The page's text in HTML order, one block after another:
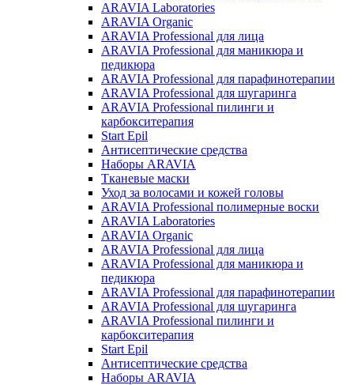
ARAVIA Laboratories
ARAVIA Organic
ARAVIA Professional для лица
ARAVIA Professional для маникюра и
педикюра
ARAVIA Professional для парафинотерапии
ARAVIA Professional для шугаринга
ARAVIA Professional пилинги и
карбокситерапия
Start Epil
Антисептические средства
Наборы ARAVIA
Тканевые маски
Уход за волосами и кожей головы
ARAVIA Professional полимерные воски
ARAVIA Laboratories
ARAVIA Organic
ARAVIA Professional для лица
ARAVIA Professional для маникюра и
педикюра
ARAVIA Professional для парафинотерапии
ARAVIA Professional для шугаринга
ARAVIA Professional пилинги и
карбокситерапия
Start Epil
Антисептические средства
Наборы ARAVIA